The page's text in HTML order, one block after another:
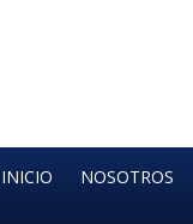
INICIO NOSOTROS